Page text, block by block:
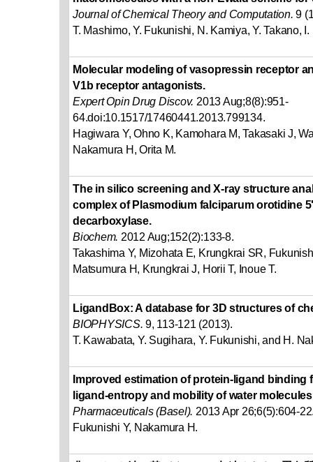
Journal of Chemical Theory and Computation. 9
T. Mashimo, Y. Fukunishi, N. Kamiya, Y. Takano,
Molecular modeling of vasopressin receptor
V1b receptor antagonists.
Expert Opin Drug Discov. 2013 Aug;8(8):951-
64.doi:10.1517/17460441.2013.799134.
Hagiwara Y, Ohno K, Kamohara M, Takasaki J,
Nakamura H, Orita M.
The in silico screening and X-ray structure
complex of Plasmodium falciparum orotidine
decarboxylase.
Biochem. 2012 Aug;152(2):133-8.
Takashima Y, Mizohata E, Krungkrai SR,
Matsumura H, Krungkrai J, Horii T, Inoue T.
LigandBox: A database for 3D structures of
BIOPHYSICS. 9, 113-121 (2013).
T. Kawabata, Y. Sugihara, Y. Fukunishi, and H.
Improved estimation of protein-ligand binding
ligand-entropy and mobility of water
Pharmaceuticals (Basel). 2013 Apr 26;6(5):604-
Fukunishi Y, Nakamura H.